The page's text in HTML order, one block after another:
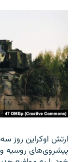
ارتش اوکراین روز
پیشروی‌های روسیه